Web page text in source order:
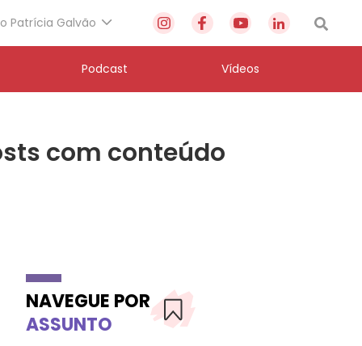
Patrícia Galvão
Podcast Vídeos
com conteúdo
NAVEGUE POR
ASSUNTO